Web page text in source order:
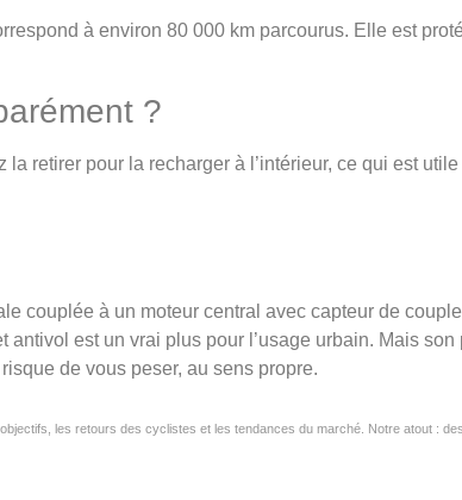
à environ 80 000 km parcourus. Elle est
?
retirer pour la recharger à l’intérieur, ce qui est
couplée à un moteur central avec capteur de
est un vrai plus pour l’usage urbain. Mais son
de vous peser, au sens propre.
les retours des cyclistes et les tendances du marché. Notre atout :